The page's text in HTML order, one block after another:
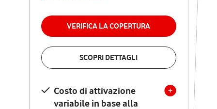
VERIFICA LA COPERTURA
SCOPRI DETTAGLI
Costo di attivazione
variabile in base alla
permanenza
VERIFICA LA COPERTURA
Costo di attivazione
variabile in base alla